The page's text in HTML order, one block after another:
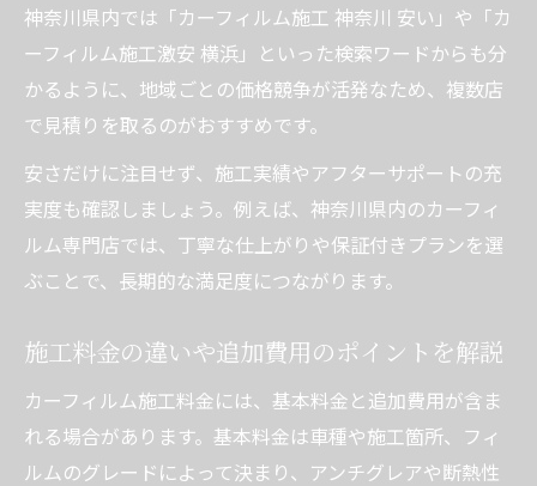
神奈川県内では「カーフィルム施工 神奈川 安い」や「カ
ーフィルム施工激安 横浜」といった検索ワードからも分
かるように、地域ごとの価格競争が活発なため、複数店
で見積りを取るのがおすすめです。
安さだけに注目せず、施工実績やアフターサポートの充
実度も確認しましょう。例えば、神奈川県内のカーフィ
ルム専門店では、丁寧な仕上がりや保証付きプランを選
ぶことで、長期的な満足度につながります。
施工料金の違いや追加費用のポイントを解説
カーフィルム施工料金には、基本料金と追加費用が含ま
れる場合があります。基本料金は車種や施工箇所、フィ
ルムのグレードによって決まり、アンチグレアや断熱性